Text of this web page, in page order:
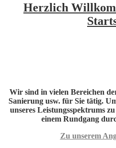
Herzlich
Wir sind in vielen Bereichen
Sanierung usw. für Sie tätig.
unseres Leistungsspektrums
einem Rundgang
Zu unserem